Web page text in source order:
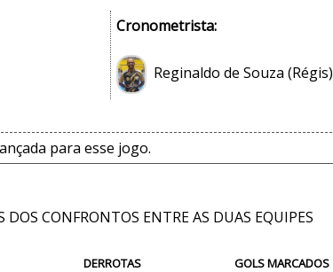
Cronometrista:
Reginaldo de Souza (Régis)
para esse jogo.
DOS CONFRONTOS ENTRE AS DUAS EQUIPES
DERROTAS GOLS MARCADOS